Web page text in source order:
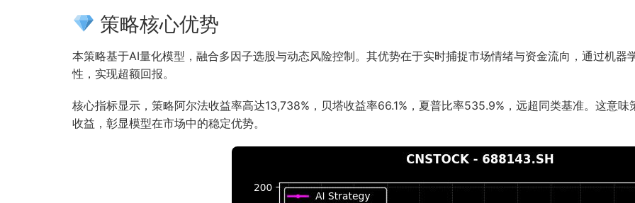
策略核心优势
本策略基于AI量化模型，融合多因子选股与动态风险控制。其优势在于实时捕捉市场情绪与资金流向，通过机
性，实现超额回报。
核心指标显示，策略阿尔法收益率高达13,738%，贝塔收益率66.1%，夏普比率535.9%，远超同类基准。这意
收益，彰显模型在市场中的稳定优势。